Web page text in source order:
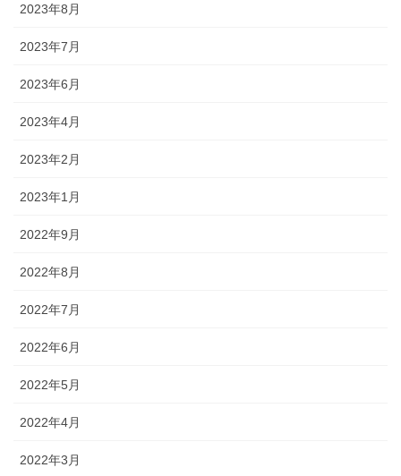
2023年8月
2023年7月
2023年6月
2023年4月
2023年2月
2023年1月
2022年9月
2022年8月
2022年7月
2022年6月
2022年5月
2022年4月
2022年3月